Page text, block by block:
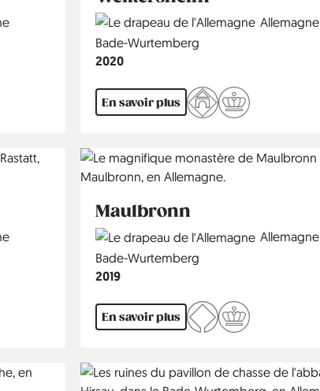
Country
Allemagne
Région
Bade-Wurtemberg
Année
2020
En savoir plus
Maulbronn
Country
Allemagne
Région
Bade-Wurtemberg
Année
2019
En savoir plus